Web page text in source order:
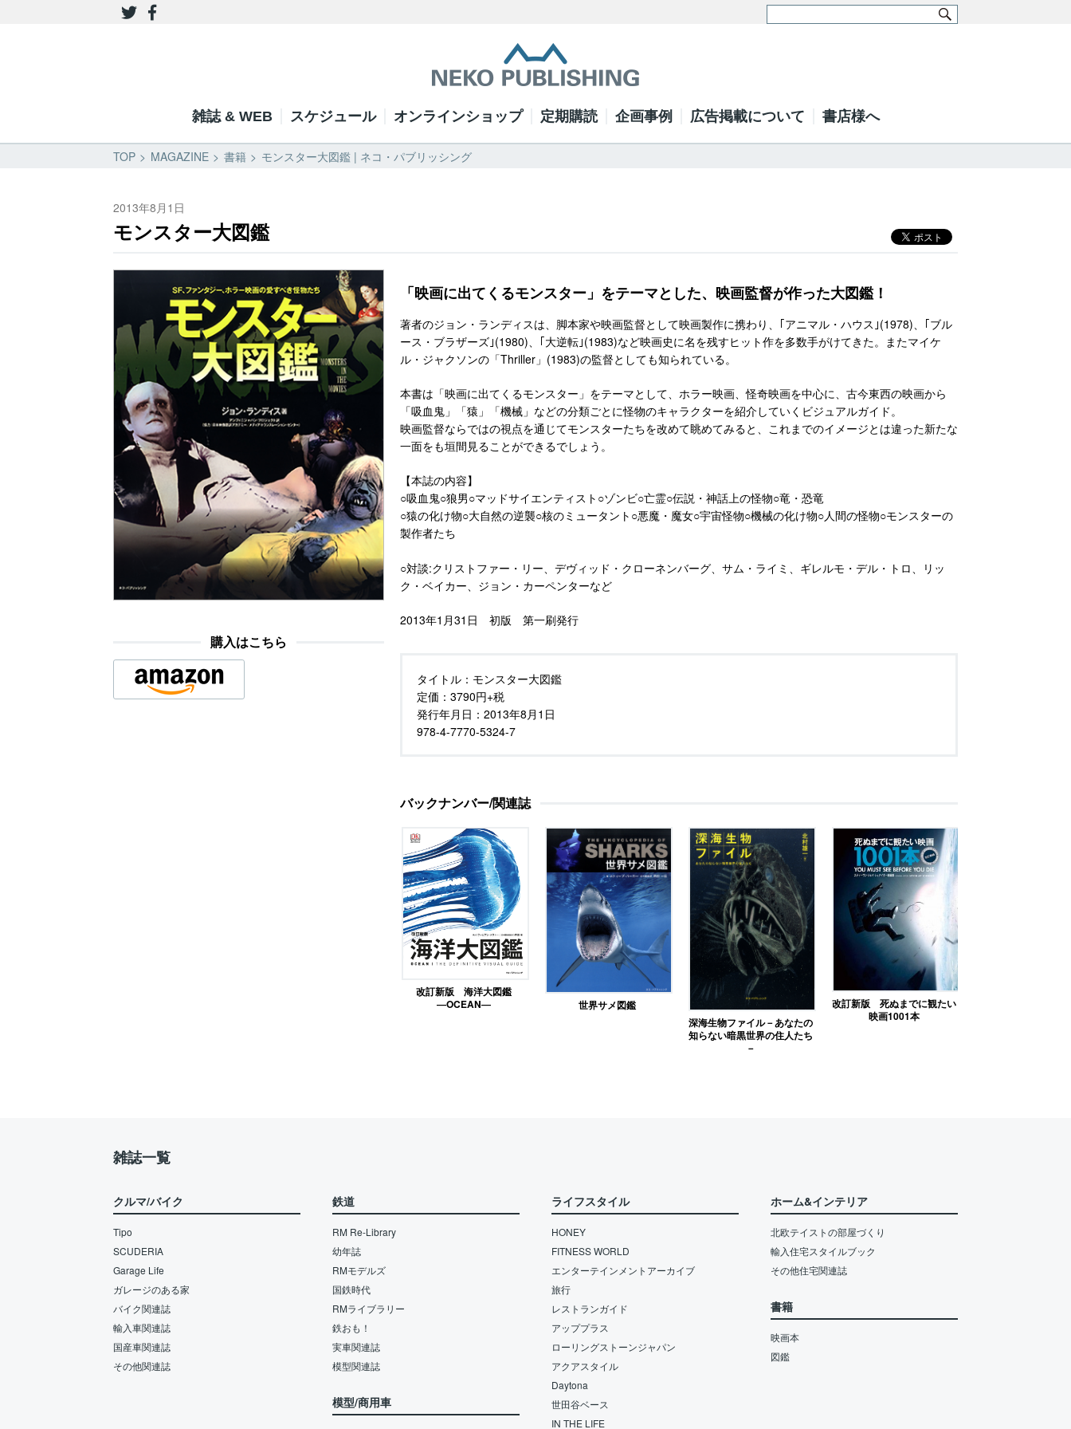
雑誌 & WEB スケジュール オンラインショップ 定期購読 企画事例 広告掲載について 書店様へ
TOP MAGAZINE 書籍 モンスター大図鑑 | ネコ・パブリッシング
2013年8月1日
モンスター大図鑑
購入はこちら
「映画に出てくるモンスター」をテーマとした、映画監督が作った大図鑑！
著者のジョン・ランディスは、脚本家や映画監督として映画製作に携わり、｢アニマル・ハウス｣(1978)、｢ブル
ース・ブラザーズ｣(1980)、｢大逆転｣(1983)など映画史に名を残すヒット作を多数手がけてきた。またマイケ
ル・ジャクソンの「Thriller」(1983)の監督としても知られている。
本書は「映画に出てくるモンスター」をテーマとして、ホラー映画、怪奇映画を中心に、古今東西の映画から
「吸血鬼」「猿」「機械」などの分類ごとに怪物のキャラクターを紹介していくビジュアルガイド。
映画監督ならではの視点を通じてモンスターたちを改めて眺めてみると、これまでのイメージとは違った新たな
一面をも垣間見ることができるでしょう。
【本誌の内容】
○吸血鬼○狼男○マッドサイエンティスト○ゾンビ○亡霊○伝説・神話上の怪物○竜・恐竜
○猿の化け物○大自然の逆襲○核のミュータント○悪魔・魔女○宇宙怪物○機械の化け物○人間の怪物○モンスターの
製作者たち
○対談:クリストファー・リー、デヴィッド・クローネンバーグ、サム・ライミ、ギレルモ・デル・トロ、リッ
ク・ベイカー、ジョン・カーペンターなど
2013年1月31日 初版 第一刷発行
タイトル： モンスター大図鑑
定価： 3790円+税
発行年月日： 2013年8月1日
978-4-7770-5324-7
バックナンバー/関連誌
改訂新版 海洋大図鑑
―OCEAN―
世界サメ図鑑
深海生物ファイル－あなたの
知らない暗黒世界の住人たち
－
改訂新版 死ぬまでに観たい
映画1001本
雑誌一覧
クルマ/バイク
Tipo
SCUDERIA
Garage Life
ガレージのある家
バイク関連誌
輸入車関連誌
国産車関連誌
その他関連誌
鉄道
RM Re-Library
幼年誌
RMモデルズ
国鉄時代
RMライブラリー
鉄おも！
実車関連誌
模型関連誌
模型/商用車
ライフスタイル
HONEY
FITNESS WORLD
エンターテインメントアーカイブ
旅行
レストランガイド
アッププラス
ローリングストーンジャパン
アクアスタイル
Daytona
世田谷ベース
IN THE LIFE
ホーム&インテリア
北欧テイストの部屋づくり
輸入住宅スタイルブック
その他住宅関連誌
書籍
映画本
図鑑